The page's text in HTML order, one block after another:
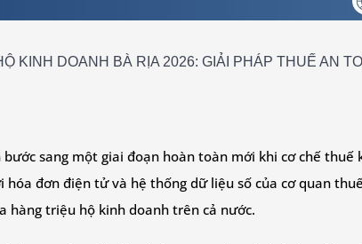
KINH DOANH BÀ RỊA 2026: GIẢI PHÁP THUẾ AN
sang một giai đoạn hoàn toàn mới khi cơ chế
đơn điện tử và hệ thống dữ liệu số của cơ quan
hàng triệu hộ kinh doanh trên cả nước.